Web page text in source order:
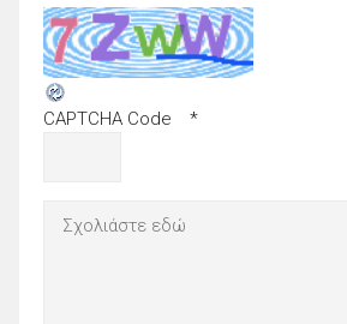
CAPTCHA Code *